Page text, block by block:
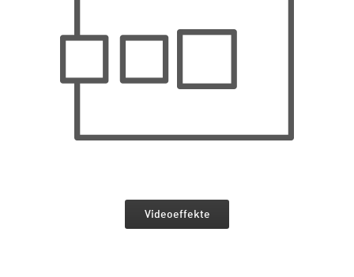
Videoeffekte